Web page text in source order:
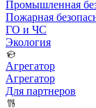
Промышленная
Пожарная
ГО и ЧС
Экология
Агрегатор
Агрегатор
Для партнеров